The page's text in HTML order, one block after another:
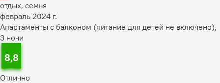
отдых, семья
февраль 2024 г.
Апартаменты с балконом (питание для детей не включено),
3 ночи
8,8
Отлично